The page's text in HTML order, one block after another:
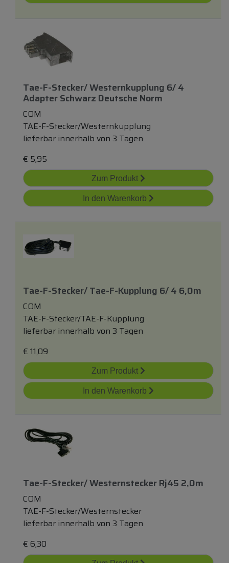
Tae-F-Stecker/ Westernkupplung 6/ 4
Adapter Schwarz Deutsche Norm
COM
TAE-F-Stecker/Westernkupplung
lieferbar innerhalb von 3 Tagen
€ 5,95
Zum Produkt
In den Warenkorb
Tae-F-Stecker/ Tae-F-Kupplung 6/ 4 6,0m
COM
TAE-F-Stecker/TAE-F-Kupplung
lieferbar innerhalb von 3 Tagen
€ 11,09
Zum Produkt
In den Warenkorb
Tae-F-Stecker/ Westernstecker Rj45 2,0m
COM
TAE-F-Stecker/Westernstecker
lieferbar innerhalb von 3 Tagen
€ 6,30